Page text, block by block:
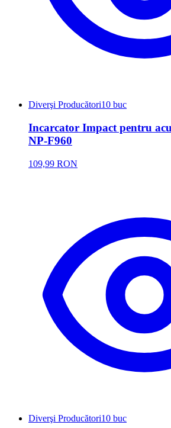
Diverşi Producători10 buc
Incarcator Impact pentru
NP-F960
109,99 RON
Diverşi Producători10 buc